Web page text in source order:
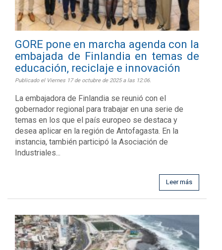
GORE pone en marcha agenda con la
embajada de Finlandia en temas de
educación, reciclaje e innovación
Publicado el Viernes 17 de octubre de 2025 a las 12:06.
La embajadora de Finlandia se reunió con el
gobernador regional para trabajar en una serie de
temas en los que el país europeo se destaca y
desea aplicar en la región de Antofagasta. En la
instancia, también participó la Asociación de
Industriales...
Leer más